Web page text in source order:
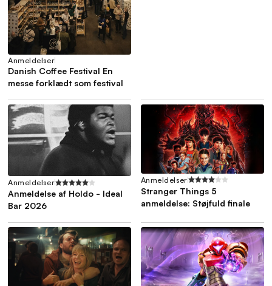
Anmeldelser
Danish Coffee Festival En
messe forklædt som festival
Anmeldelser
Anmeldelse af Holdo - Ideal
Bar 2026
Anmeldelser
Stranger Things 5
anmeldelse: Støjfuld finale